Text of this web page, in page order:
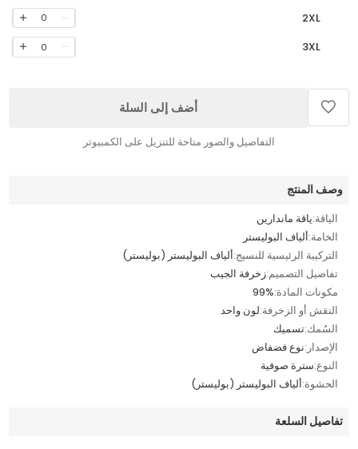
2XL
0
3XL
0
أضف إلى السلة
التفاصيل والصور متاحة للتنزيل على الكمبيوتر
وصف المنتج
الياقة:ياقة ماندارين
الخامة:ألياف البوليستر
التركيبة الرئيسية للنسيج:ألياف البوليستر (بوليستر)
تفاصيل التصميم:زخرفة الجيب
مكونات المادة:99%
النقش أو الزخرفة:لون واحد
السُمك:تسميك
الإصدار:نوع فضفاض
النوع:سترة صوفية
الحشوة:ألياف البوليستر (بوليستر)
تفاصيل السلعة